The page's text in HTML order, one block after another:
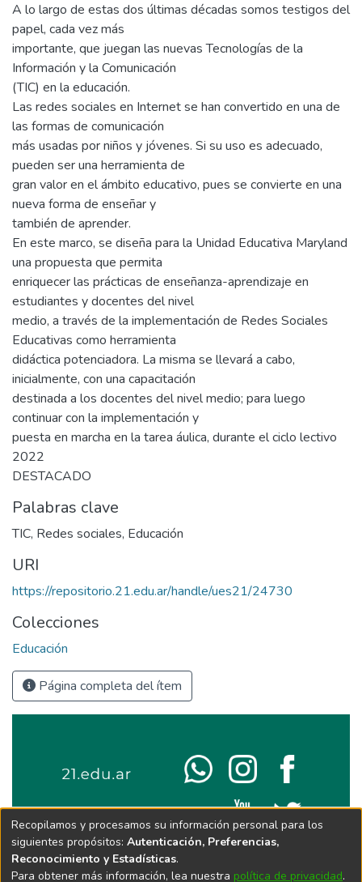
A lo largo de estas dos últimas décadas somos testigos del
papel, cada vez más
importante, que juegan las nuevas Tecnologías de la
Información y la Comunicación
(TIC) en la educación.
Las redes sociales en Internet se han convertido en una de
las formas de comunicación
más usadas por niños y jóvenes. Si su uso es adecuado,
pueden ser una herramienta de
gran valor en el ámbito educativo, pues se convierte en una
nueva forma de enseñar y
también de aprender.
En este marco, se diseña para la Unidad Educativa Maryland
una propuesta que permita
enriquecer las prácticas de enseñanza-aprendizaje en
estudiantes y docentes del nivel
medio, a través de la implementación de Redes Sociales
Educativas como herramienta
didáctica potenciadora. La misma se llevará a cabo,
inicialmente, con una capacitación
destinada a los docentes del nivel medio; para luego
continuar con la implementación y
puesta en marcha en la tarea áulica, durante el ciclo lectivo
2022
DESTACADO
Palabras clave
TIC, Redes sociales, Educación
URI
https://repositorio.21.edu.ar/handle/ues21/24730
Colecciones
Educación
Página completa del ítem
Recopilamos y procesamos su información personal para los
siguientes propósitos: Autenticación, Preferencias,
Reconocimiento y Estadísticas.
Para obtener más información, lea nuestra política de privacidad.